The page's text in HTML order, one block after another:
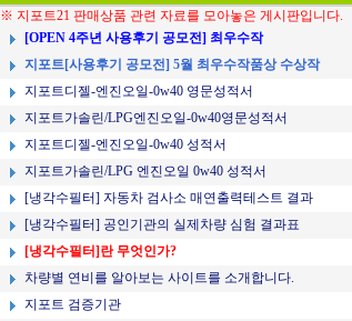
※ 지포트21 판매상품 관련 자료를 모아놓은 게시판입니다.
[OPEN 4주년 사용후기 공모전] 최우수작
지포트[사용후기 공모전] 5월 최우수작품상 수상작
지포트디젤-엔진오일-0w40 영문성적서
지포트가솔린/LPG엔진오일-0w40영문성적서
지포트디젤-엔진오일-0w40 성적서
지포트가솔린/LPG 엔진오일 0w40 성적서
[냉각수필터] 자동차 검사소 매연출력테스트 결과
[냉각수필터] 공인기관의 실제차량 심험 결과표
[냉각수필터]란 무엇인가?
차량별 연비를 알아보는 사이트를 소개합니다.
지포트 검증기관